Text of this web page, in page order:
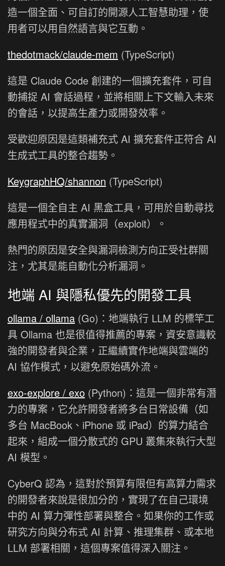
造一個全面、可自訂的開源人工智慧助理，使
用者可以用自然語言與它互動。
thedotmack/claude-mem (TypeScript)
這是 Claude Code 創建的一個擴充套件，可自
動捕捉 AI 會話過程，並將相關上下文輸入未來
的會話，以提高生產力或開發效率。
受歡迎原因是這類補充式 AI 擴充套件正符合 AI
生成式工具的整合趨勢。
KeygraphHQ/shannon (TypeScript)
這是一個全自主 AI 黑盒工具，可用於自動尋找
應用程式中的真實漏洞（exploit）。
熱門的原因是安全與漏洞檢測方向正受社群關
注，尤其是能自動化分析漏洞。
地端 AI 與隱私優先的開發工具
ollama / ollama (Go)：地端執行 LLM 的標竿工
具 Ollama 也是很值得推薦的專案，資安意識較
強的開發者與企業，正繼續實作地端與雲端的
AI 協作模式，以避免原始碼外流。
exo-explore / exo (Python)：這是一個非常有潛
力的專案，它允許開發者將多台日常設備（如
多台 MacBook、iPhone 或 iPad）的算力結合
起來，組成一個分散式的 GPU 叢集來執行大型
AI 模型。
CyberQ 認為，這對於預算有限但有高算力需求
的開發者來說是很加分的，實現了在自己環境
中的 AI 算力彈性部署與整合。如果你的工作或
研究方向與分布式 AI 計算、推理集群、或本地
LLM 部署相關，這個專案值得深入關注。